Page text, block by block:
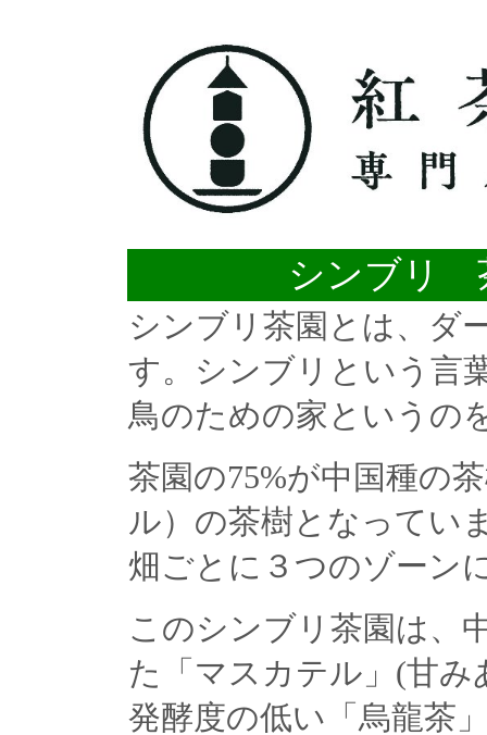
シンブリ
シンブリ茶園とは、ダ
す。シンブリという言
鳥のための家というの
茶園の75%が中国種の
ル）の茶樹となって
畑ごとに３つのゾーン
このシンブリ茶園は、
た「マスカテル」(甘
発酵度の低い「烏龍茶